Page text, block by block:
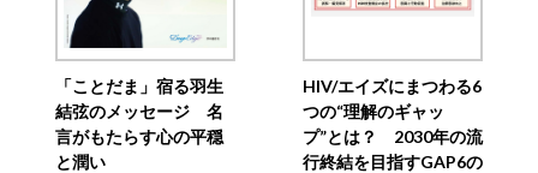
「ことだま」宿る羽生
結弦のメッセージ 名
言がもたらす心の平穏
と潤い
HIV/エイズにまつわる6
つの“理解のギャッ
プ”とは？ 2030年の流
行終結を目指すGAP6の